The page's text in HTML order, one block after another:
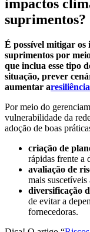
impactos
suprimentos?
É possível mitigar os
suprimentos por
que inclua esse tipo
situação, prever
aumentar a
Por meio do
vulnerabilidade da
adoção de boas
criação de
rápidas frente a
avaliação de
mais
diversificação
de evitar a
fornecedoras.